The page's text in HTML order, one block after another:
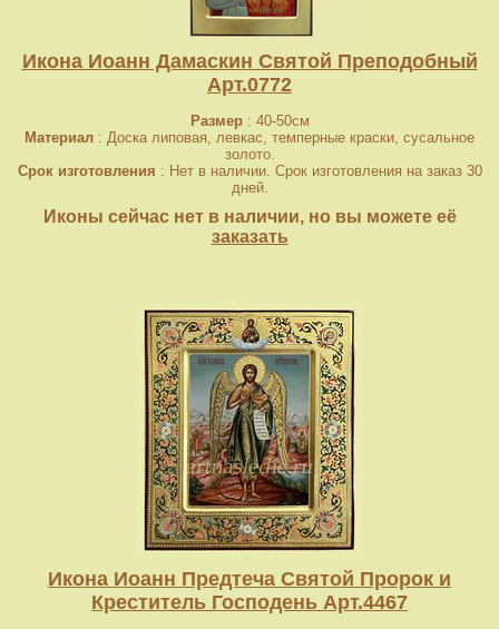
Икона Иоанн Дамаскин Святой Преподобный
Арт.0772
Размер: 40-50cм
Материал : Доска липовая, левкас, темперные краски, сусальное
золото.
Срок изготовления : Нет в наличии. Срок изготовления на заказ 30
дней.
Иконы сейчас нет в наличии, но вы можете её
заказать
Икона Иоанн Предтеча Святой Пророк и
Креститель Господень Арт.4467